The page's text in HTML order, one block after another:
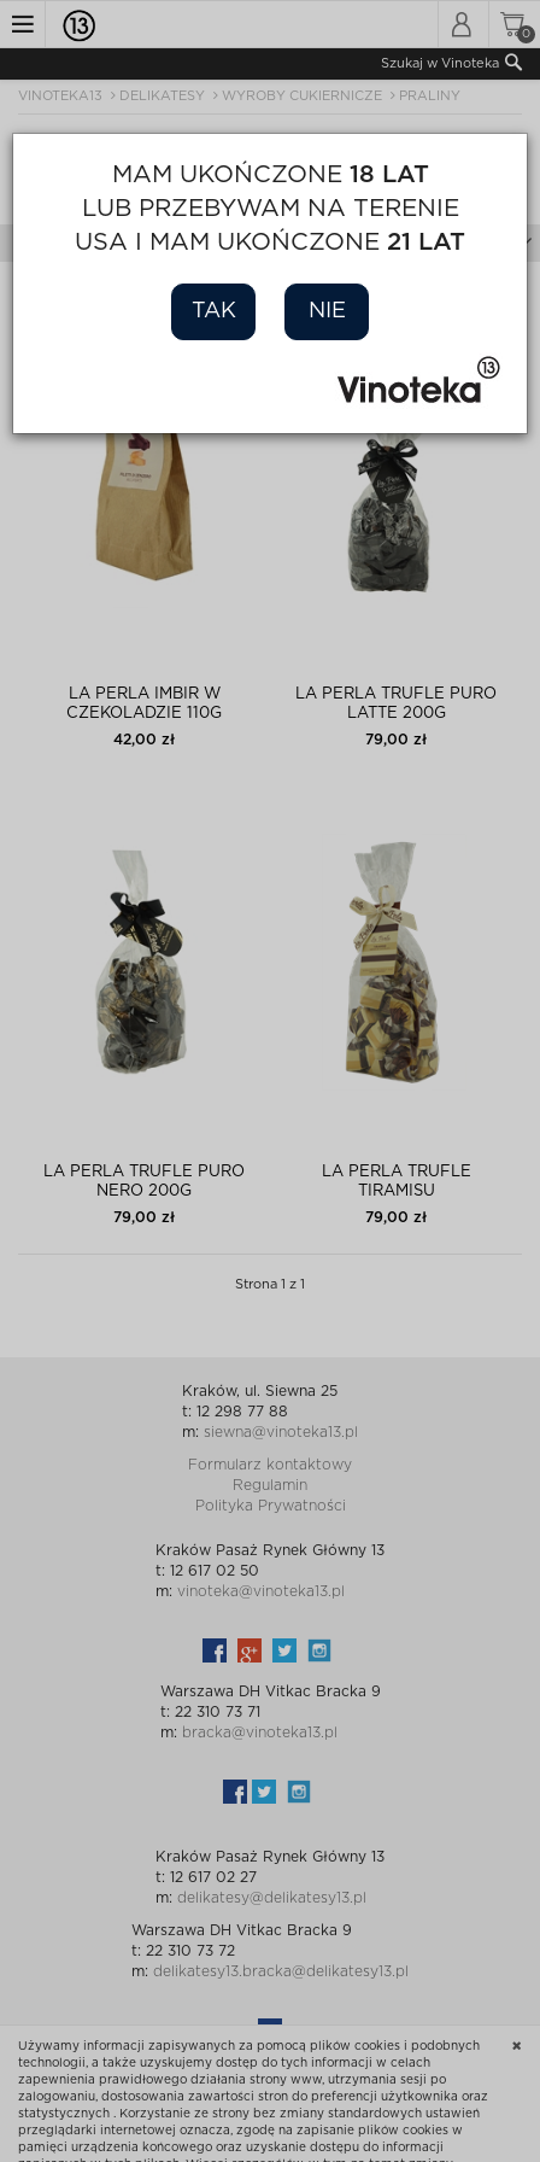
Toggle
0
Szukaj w Vinoteka
VINOTEKA13 DELIKATESY WYROBY CUKIERNICZE PRALINY
PRALINY
Filtry
Sortuj Wyświetl Strona 1 z 1
LA PERLA IMBIR W
CZEKOLADZIE 110G
42,00 zł
LA PERLA TRUFLE PURO
LATTE 200G
79,00 zł
LA PERLA TRUFLE PURO
NERO 200G
79,00 zł
LA PERLA TRUFLE
TIRAMISU
79,00 zł
Strona 1 z 1
Kraków, ul. Siewna 25
t: 12 298 77 88
m: siewna@vinoteka13.pl
Formularz kontaktowy
Regulamin
Polityka Prywatności
Kraków Pasaż Rynek Główny 13
t: 12 617 02 50
m: vinoteka@vinoteka13.pl
Warszawa DH Vitkac Bracka 9
t: 22 310 73 71
m: bracka@vinoteka13.pl
Kraków Pasaż Rynek Główny 13
t: 12 617 02 27
m: delikatesy@delikatesy13.pl
Warszawa DH Vitkac Bracka 9
t: 22 310 73 72
m: delikatesy13.bracka@delikatesy13.pl
© Sklep 13 Wszelkie prawa zastrzeżone
MAM UKOŃCZONE 18 LAT
LUB PRZEBYWAM NA TERENIE
USA I MAM UKOŃCZONE 21 LAT
TAK NIE
Używamy informacji zapisywanych za pomocą plików cookies i podobnych
technologii, a także uzyskujemy dostęp do tych informacji w celach
zapewnienia prawidłowego działania strony www, utrzymania sesji po
zalogowaniu, dostosowania zawartości stron do preferencji użytkownika oraz
statystycznych . Korzystanie ze strony bez zmiany standardowych ustawień
przeglądarki internetowej oznacza, zgodę na zapisanie plików cookies w
pamięci urządzenia końcowego oraz uzyskanie dostępu do informacji